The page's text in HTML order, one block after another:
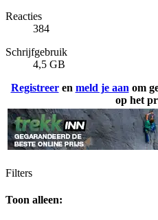
Reacties
384
Schrijfgebruik
4,5 GB
Registreeren meld je aan om
op het
Filters
Toon alleen: